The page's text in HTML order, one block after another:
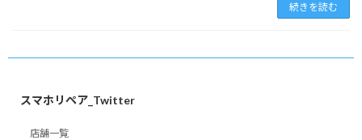
続きを読む
スマホリペア_Twitter
店舗一覧